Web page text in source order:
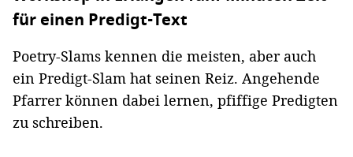
für einen Predigt-Text
Poetry-Slams kennen die meisten, aber auch
ein Predigt-Slam hat seinen Reiz. Angehende
Pfarrer können dabei lernen, pfiffige Predigten
zu schreiben.